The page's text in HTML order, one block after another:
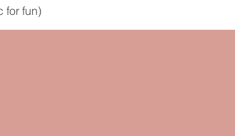
for fun)